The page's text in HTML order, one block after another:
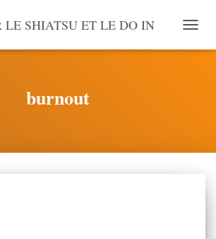
LE SHIATSU ET LE DO IN
LA
burnout